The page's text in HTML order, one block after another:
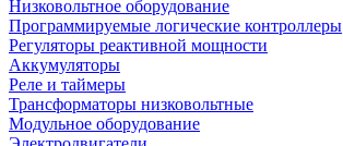
Низковольтное оборудование
Программируемые логические контроллеры
Регуляторы реактивной мощности
Аккумуляторы
Реле и таймеры
Трансформаторы низковольтные
Модульное оборудование